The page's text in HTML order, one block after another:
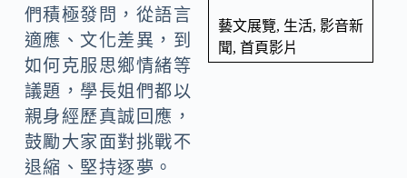
們積極發問，從語言
適應、文化差異，到
如何克服思鄉情緒等
議題，學長姐們都以
親身經歷真誠回應，
鼓勵大家面對挑戰不
退縮、堅持逐夢。
藝文展覽, 生活, 影音新
聞, 首頁影片